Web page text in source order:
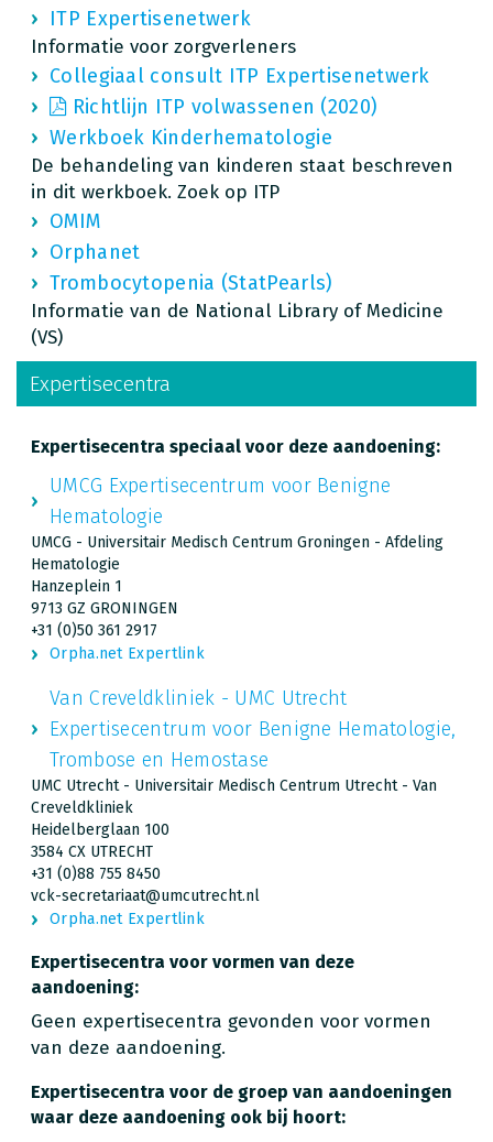
ITP Expertisenetwerk
Informatie voor zorgverleners
Collegiaal consult ITP Expertisenetwerk
Richtlijn ITP volwassenen (2020)
Werkboek Kinderhematologie
De behandeling van kinderen staat beschreven
in dit werkboek. Zoek op ITP
OMIM
Orphanet
Trombocytopenia (StatPearls)
Informatie van de National Library of Medicine
(VS)
Expertisecentra
Expertisecentra speciaal voor deze aandoening:
UMCG Expertisecentrum voor Benigne
Hematologie
UMCG - Universitair Medisch Centrum Groningen - Afdeling
Hematologie
Hanzeplein 1
9713 GZ GRONINGEN
+31 (0)50 361 2917
Orpha.net Expertlink
Van Creveldkliniek - UMC Utrecht
Expertisecentrum voor Benigne Hematologie,
Trombose en Hemostase
UMC Utrecht - Universitair Medisch Centrum Utrecht - Van
Creveldkliniek
Heidelberglaan 100
3584 CX UTRECHT
+31 (0)88 755 8450
vck-secretariaat@umcutrecht.nl
Orpha.net Expertlink
Expertisecentra voor vormen van deze
aandoening:
Geen expertisecentra gevonden voor vormen
van deze aandoening.
Expertisecentra voor de groep van aandoeningen
waar deze aandoening ook bij hoort: